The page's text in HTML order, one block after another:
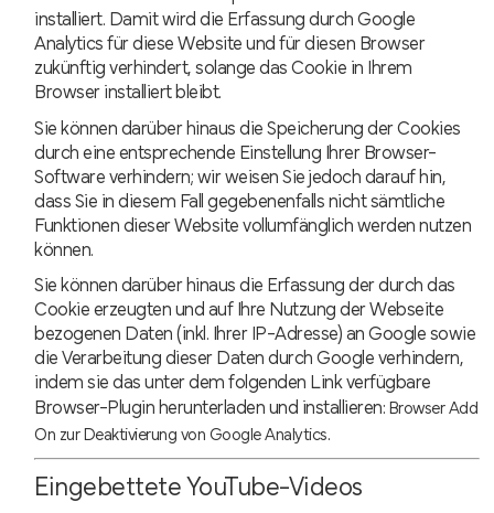
installiert. Damit wird die Erfassung durch Google
Analytics für diese Website und für diesen Browser
zukünftig verhindert, solange das Cookie in Ihrem
Browser installiert bleibt.
Sie können darüber hinaus die Speicherung der Cookies
durch eine entsprechende Einstellung Ihrer Browser-
Software verhindern; wir weisen Sie jedoch darauf hin,
dass Sie in diesem Fall gegebenenfalls nicht sämtliche
Funktionen dieser Website vollumfänglich werden nutzen
können.
Sie können darüber hinaus die Erfassung der durch das
Cookie erzeugten und auf Ihre Nutzung der Webseite
bezogenen Daten (inkl. Ihrer IP-Adresse) an Google sowie
die Verarbeitung dieser Daten durch Google verhindern,
indem sie das unter dem folgenden Link verfügbare
Browser-Plugin herunterladen und installieren:Browser Add
On zur Deaktivierung von Google Analytics.
Eingebettete YouTube-Videos